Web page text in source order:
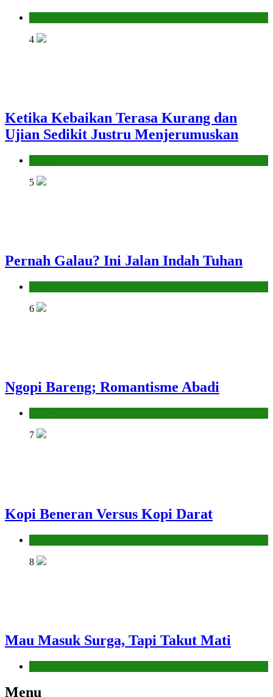
4
Ketika Kebaikan Terasa Kurang dan
Ujian Sedikit Justru Menjerumuskan
5
Pernah Galau? Ini Jalan Indah Tuhan
6
Ngopi Bareng; Romantisme Abadi
7
Kopi Beneran Versus Kopi Darat
8
Mau Masuk Surga, Tapi Takut Mati
Menu